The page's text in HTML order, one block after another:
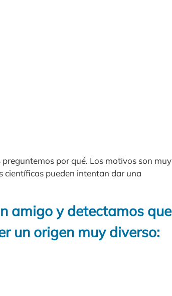
por qué. Los motivos son muy
científicas pueden intentan dar una
amigo y detectamos que
un origen muy diverso: